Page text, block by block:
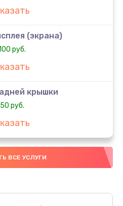
(экрана)
руб.
крышки
руб.
руб.
платы
ВСЕ УСЛУГИ